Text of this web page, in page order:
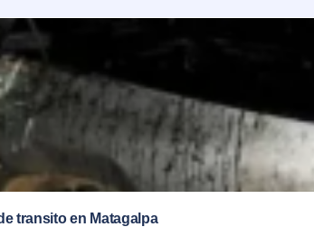
transito en Matagalpa